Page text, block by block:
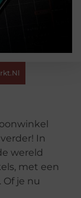
In
wereld
met een
Of je nu